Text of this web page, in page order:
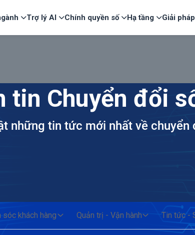
Trợ lý AI Chính quyền số Hạ tầng Giải
tin Chuyển đổi
những tin tức mới nhất về chuyển
sóc khách hàng Quản trị - Vận hành Tin tức -